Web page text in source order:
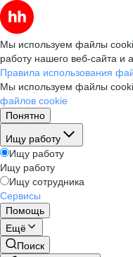
Мы используем файлы
работу нашего веб-сайта и
Правила использования
Мы используем файлы
файлов cookie
Понятно
Ищу работу
Ищу работу
Ищу работу
Ищу сотрудника
Сервисы
Помощь
Ещё
Поиск